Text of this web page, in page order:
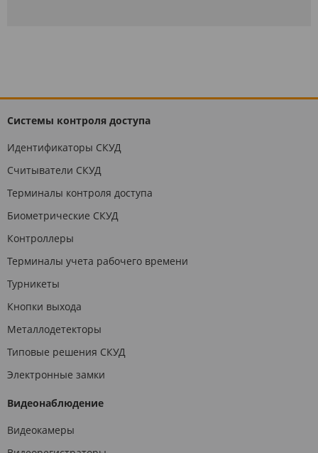
Системы контроля доступа
Идентификаторы СКУД
Считыватели СКУД
Терминалы контроля доступа
Биометрические СКУД
Контроллеры
Терминалы учета рабочего времени
Турникеты
Кнопки выхода
Металлодетекторы
Типовые решения СКУД
Электронные замки
Видеонаблюдение
Видеокамеры